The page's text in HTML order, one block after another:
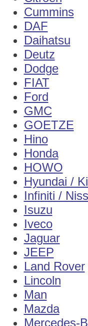
Cummins
DAF
Daihatsu
Deutz
Dodge
FIAT
Ford
GMC
GOETZE
Hino
Honda
HOWO
Hyundai /
Infiniti /
Isuzu
Iveco
Jaguar
JEEP
Land Rover
Lincoln
Man
Mazda
Mercedes-